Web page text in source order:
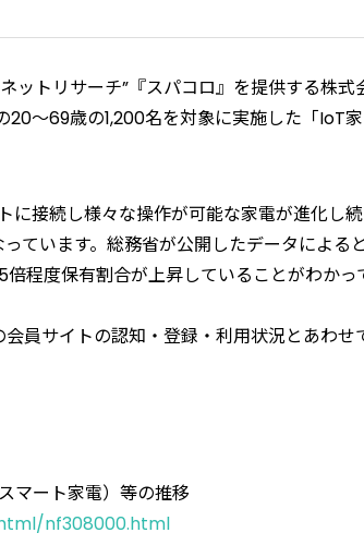
ットリサーチ”『スパコロ』を提供する株式
～69歳の1,200名を対象に実施した「IoT
に接続し様々な操作が可能な家電が進化し
ています。総務省が公開したデータによる
倍程度保有割合が上昇していることがわかっ
員サイトの認知・登録・利用状況とあわせ
マート家電）等の推移
nf308000.html